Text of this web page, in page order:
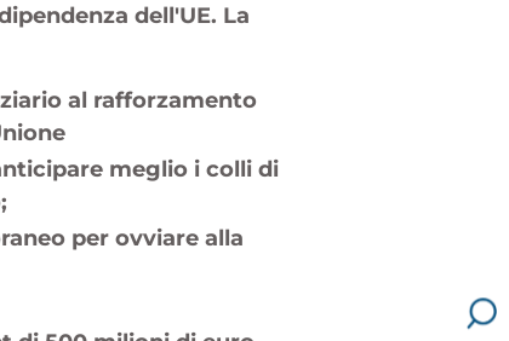
dell'UE. La
al rafforzamento
meglio i colli di
per ovviare alla